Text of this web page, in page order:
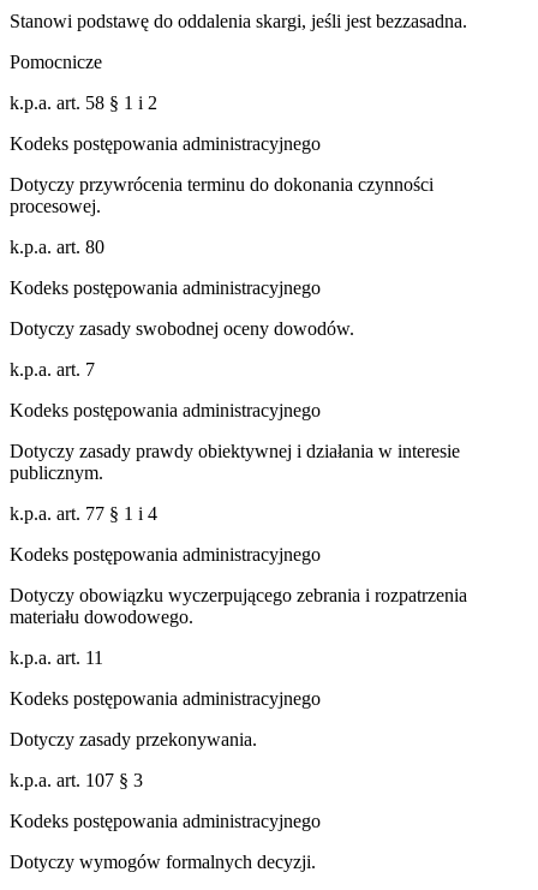
Stanowi podstawę do oddalenia skargi, jeśli jest bezzasadna.
Pomocnicze
k.p.a. art. 58 § 1 i 2
Kodeks postępowania administracyjnego
Dotyczy przywrócenia terminu do dokonania czynności
procesowej.
k.p.a. art. 80
Kodeks postępowania administracyjnego
Dotyczy zasady swobodnej oceny dowodów.
k.p.a. art. 7
Kodeks postępowania administracyjnego
Dotyczy zasady prawdy obiektywnej i działania w interesie
publicznym.
k.p.a. art. 77 § 1 i 4
Kodeks postępowania administracyjnego
Dotyczy obowiązku wyczerpującego zebrania i rozpatrzenia
materiału dowodowego.
k.p.a. art. 11
Kodeks postępowania administracyjnego
Dotyczy zasady przekonywania.
k.p.a. art. 107 § 3
Kodeks postępowania administracyjnego
Dotyczy wymogów formalnych decyzji.